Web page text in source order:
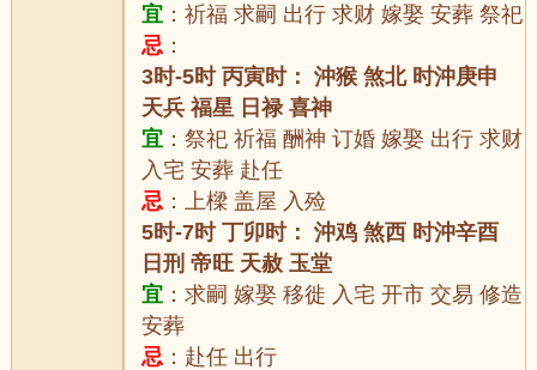
宜 ：祈福 求嗣 出行 求财 嫁娶 安葬 祭祀
忌 ：
3时-5时 丙寅时： 沖猴 煞北 时沖庚申
天兵 福星 日禄 喜神
宜 ：祭祀 祈福 酬神 订婚 嫁娶 出行 求财
入宅 安葬 赴任
忌 ：上樑 盖屋 入殓
5时-7时 丁卯时： 沖鸡 煞西 时沖辛酉
日刑 帝旺 天赦 玉堂
宜 ：求嗣 嫁娶 移徙 入宅 开市 交易 修造
安葬
忌 ：赴任 出行